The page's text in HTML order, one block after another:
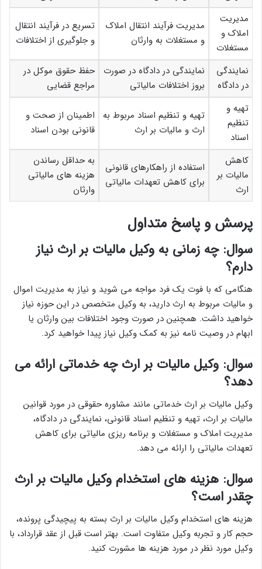
مدیریت
املاک و
مستغلات
مدیریت فرآیند انتقال املاک
و مستغلات به وارثان
تسریع در فرآیند انتقال
و جلوگیری از اختلافات
نمایندگی
در دادگاه
نمایندگی در دادگاه در صورت
بروز اختلافات مالیاتی
حفظ حقوق موکل در
مراجع قضایی
تهیه و
تنظیم
اسناد
تهیه و تنظیم اسناد مربوط به
ارث و مالیات بر ارث
اطمینان از صحت و
قانونی بودن اسناد
کاهش
مالیات بر
ارث
استفاده از راهکارهای قانونی
برای کاهش تعهدات مالیاتی
به حداقل رساندن
هزینه های مالیاتی
وارثان
پرسش و پاسخ متداول
سوال: چه زمانی به وکیل مالیات بر ارث نیاز
دارم؟
هنگامی که با فوت یک فرد مواجه می شوید و نیاز به مدیریت اموال
و مالیات مربوط به ارث دارید، به وکیل متخصص در این حوزه نیاز
خواهید داشت. همچنین در صورت وجود اختلافات بین وارثان یا
ابهام در وصیت نامه نیز به کمک وکیل نیاز پیدا خواهید کرد.
سوال: وکیل مالیات بر ارث چه خدماتی ارائه می
دهد؟
وکیل مالیات بر ارث خدماتی مانند مشاوره حقوقی در مورد قوانین
مالیات بر ارث، تهیه و تنظیم اسناد قانونی، نمایندگی در دادگاه،
مدیریت املاک و مستغلات و برنامه ریزی مالیاتی برای کاهش
تعهدات مالیاتی را ارائه می دهد.
سوال: هزینه های استخدام وکیل مالیات بر ارث
چقدر است؟
هزینه های استخدام وکیل مالیات بر ارث بسته به پیچیدگی پرونده،
حجم کار و تجربه وکیل متفاوت است. بهتر است قبل از عقد قرارداد، با
وکیل مورد نظر در مورد هزینه ها مشورت کنید.